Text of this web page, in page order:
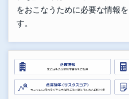
をおこなうために必要な情報
す。